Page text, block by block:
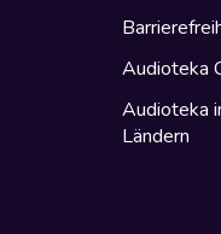
Audioteka
Audioteka
Ländern